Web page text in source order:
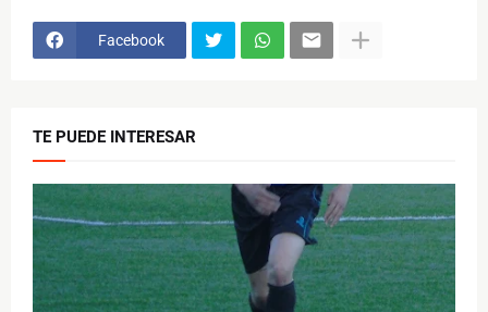
Facebook
TE PUEDE INTERESAR